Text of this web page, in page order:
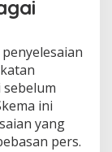
ini
yang
pers.